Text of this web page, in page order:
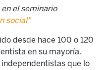
el seminario
social"
desde hace 100 o 120
en su mayoría.
que lo